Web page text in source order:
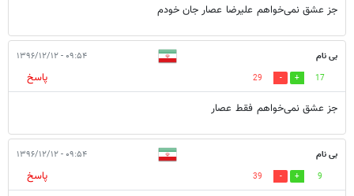
جز عشق نمی‌خواهم علیرضا عصار جان خودم
بی نام ۰۹:۵۴ - ۱۳۹۶/۱۲/۱۲
17
29
پاسخ
جز عشق نمی‌خواهم فقط عصار
بی نام ۰۹:۵۴ - ۱۳۹۶/۱۲/۱۲
9
39
پاسخ